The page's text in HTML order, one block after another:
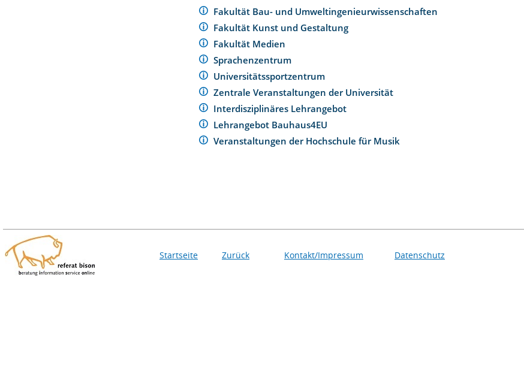
Fakultät Bau- und Umweltingenieurwissenschaften
Fakultät Kunst und Gestaltung
Fakultät Medien
Sprachenzentrum
Universitätssportzentrum
Zentrale Veranstaltungen der Universität
Interdisziplinäres Lehrangebot
Lehrangebot Bauhaus4EU
Veranstaltungen der Hochschule für Musik
Startseite Zurück Kontakt/Impressum Datenschutz